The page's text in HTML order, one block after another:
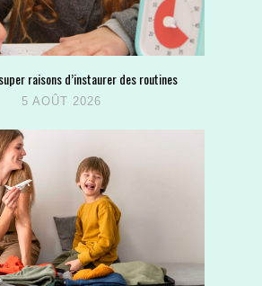
raisons d’instaurer des routines
5 AOÛT 2026